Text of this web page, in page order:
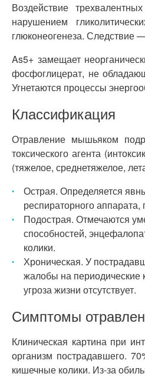
Воздействие
нарушением
глюконеогенеза. Следствие
As5+ замещает
фосфоглицерат, не
Угнетаются процессы
Классификация
Отравление мышьяком
токсического агента
(тяжелое, среднетяжелое,
Острая. Определяется
респираторного
Подострая. Отмечаются
способностей,
колики.
Хроническая. У
жалобы на
угроза жизни отсутствует.
Симптомы
Клиническая картина при
организм пострадавшего.
кишечные колики. Из-за